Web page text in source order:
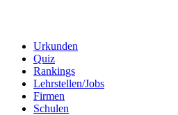
Urkunden
Quiz
Rankings
Lehrstellen/Jobs
Firmen
Schulen